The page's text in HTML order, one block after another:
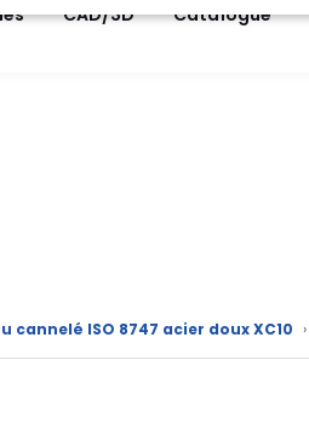
CAD/3D Catalogue
cannelé ISO 8747 acier doux XC10